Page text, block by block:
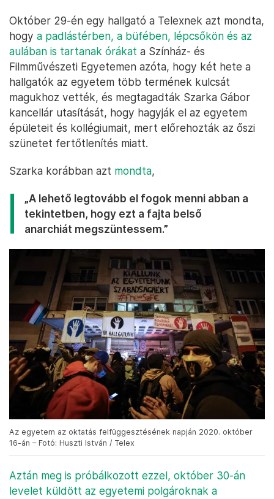
Október 29-én egy hallgató a Telexnek azt mondta,
hogy a padlástérben, a büfében, lépcsőkön és az
aulában is tartanak órákat a Színház- és
Filmművészeti Egyetemen azóta, hogy két hete a
hallgatók az egyetem több termének kulcsát
magukhoz vették, és megtagadták Szarka Gábor
kancellár utasítását, hogy hagyják el az egyetem
épületeit és kollégiumait, mert előrehozták az őszi
szünetet fertőtlenítés miatt.
Szarka korábban azt mondta,
„A lehető legtovább el fogok menni abban a
tekintetben, hogy ezt a fajta belső
anarchiát megszüntessem.”
Az egyetem az oktatás felfüggesztésének napján 2020. október
16-án – Fotó: Huszti István / Telex
Aztán meg is próbálkozott ezzel, október 30-án
levelet küldött az egyetemi polgároknak a